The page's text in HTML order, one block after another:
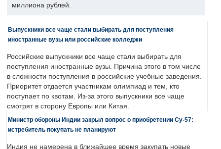
миллиона рублей.
Выпускники все чаще стали выбирать для поступления
иностранные вузы или российские колледжи
Российские выпускники все чаще стали выбирать для
поступления иностранные вузы. Причина этого в том числе
в сложности поступления в российские учебные заведения.
Приоритет отдается участникам олимпиад и тем, кто
поступает по квотам. Из-за этого выпускники все чаще
смотрят в сторону Европы или Китая.
Министр обороны Индии закрыл вопрос о приобретении Су-57:
истребитель покупать не планируют
Индия не намерена в ближайшее время закупать новые